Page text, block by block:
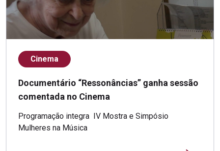
Cinema
Documentário “Ressonâncias” ganha sessão
comentada no Cinema
Programação integra IV Mostra e Simpósio
Mulheres na Música